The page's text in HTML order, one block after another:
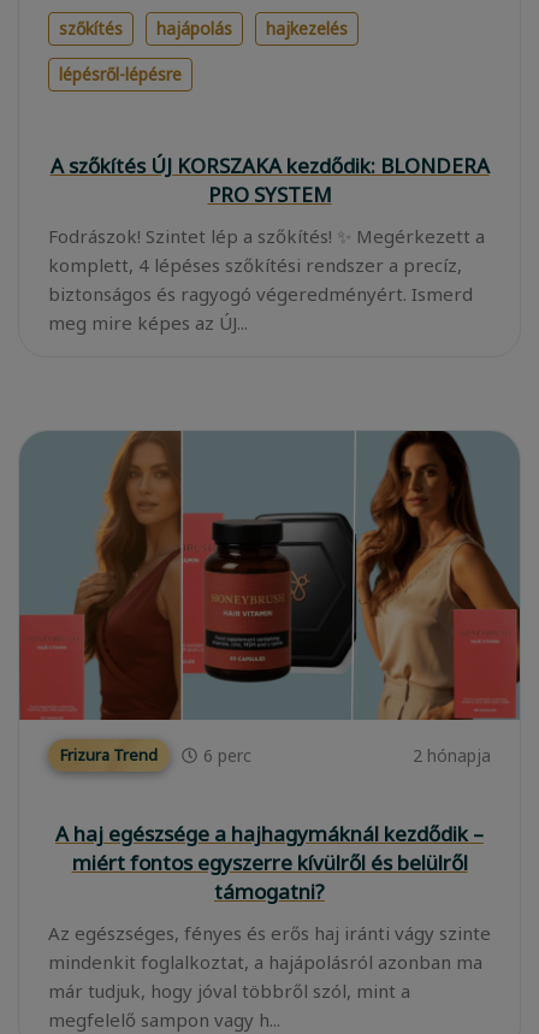
szőkítés
hajápolás
hajkezelés
lépésről-lépésre
A szőkítés ÚJ KORSZAKA kezdődik: BLONDERA
PRO SYSTEM
Fodrászok! Szintet lép a szőkítés! ✨ Megérkezett a
komplett, 4 lépéses szőkítési rendszer a precíz,
biztonságos és ragyogó végeredményért. Ismerd
meg mire képes az ÚJ...
Frizura Trend 6 perc 2 hónapja
A haj egészsége a hajhagymáknál kezdődik –
miért fontos egyszerre kívülről és belülről
támogatni?
Az egészséges, fényes és erős haj iránti vágy szinte
mindenkit foglalkoztat, a hajápolásról azonban ma
már tudjuk, hogy jóval többről szól, mint a
megfelelő sampon vagy h...